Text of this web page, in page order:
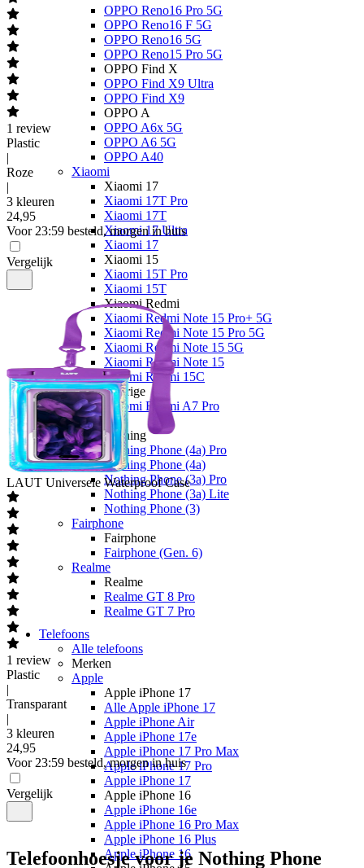
OPPO Reno16 Pro 5G
OPPO Reno16 F 5G
OPPO Reno16 5G
OPPO Reno15 Pro 5G
OPPO Find X
OPPO Find X9 Ultra
OPPO Find X9
OPPO A
OPPO A6x 5G
OPPO A6 5G
OPPO A40
Xiaomi
Xiaomi 17
Xiaomi 17T Pro
Xiaomi 17T
Xiaomi 17 Ultra
Xiaomi 17
Xiaomi 15
Xiaomi 15T Pro
Xiaomi 15T
Xiaomi Redmi
Xiaomi Redmi Note 15 Pro+ 5G
Xiaomi Redmi Note 15 Pro 5G
Xiaomi Redmi Note 15 5G
Xiaomi Redmi Note 15
Xiaomi Redmi 15C
Overige
Xiaomi Redmi A7 Pro
Nothing
Nothing
Nothing Phone (4a) Pro
Nothing Phone (4a)
Nothing Phone (3a) Pro
Nothing Phone (3a) Lite
Nothing Phone (3)
Fairphone
Fairphone
Fairphone (Gen. 6)
Realme
Realme
Realme GT 8 Pro
Realme GT 7 Pro
Telefoons
Alle telefoons
Merken
Apple
Apple iPhone 17
Alle Apple iPhone 17
Apple iPhone Air
Apple iPhone 17e
Apple iPhone 17 Pro Max
Apple iPhone 17 Pro
Apple iPhone 17
Apple iPhone 16
Apple iPhone 16e
Apple iPhone 16 Pro Max
Apple iPhone 16 Plus
Apple iPhone 16
1 review
Plastic
|
Roze
|
3 kleuren
24,95
Voor 23:59 besteld, morgen in huis
Vergelijk
LAUT Universele Waterproof Case
1 review
Plastic
|
Transparant
|
3 kleuren
24,95
Voor 23:59 besteld, morgen in huis
Vergelijk
Telefoonhoesje voor je Nothing Phone